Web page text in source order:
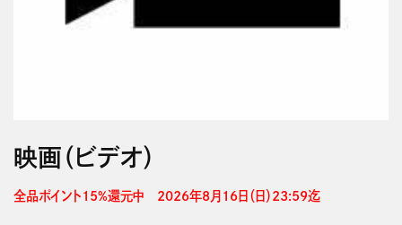
映画（ビデオ）
全品ポイント15%還元中　2026年8月16日（日）23:59迄